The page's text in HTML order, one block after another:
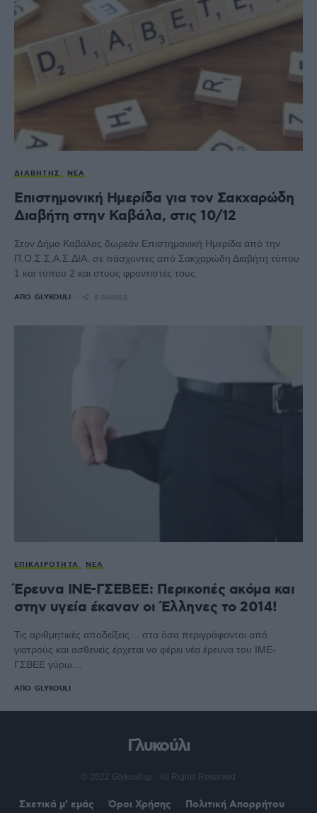
ΔΙΑΒΉΤΗΣ ΝΈΑ
Επιστημονική Ημερίδα για τον Σακχαρώδη
Διαβήτη στην Καβάλα, στις 10/12
Στον Δήμο Καβάλας δωρεάν Επιστημονική Ημερίδα από την
Π.Ο.Σ.Σ.Α.Σ.ΔΙΑ. σε πάσχοντες από Σακχαρώδη Διαβήτη τύπου
1 και τύπου 2 και στους φροντιστές τους
ΑΠΌ GLYKOULI 8 SHARES
ΕΠΙΚΑΙΡΌΤΗΤΑ ΝΈΑ
Έρευνα ΙΝΕ-ΓΣΕΒΕΕ: Περικοπές ακόμα και
στην υγεία έκαναν οι Έλληνες το 2014!
Τις αριθμητικές αποδείξεις… στα όσα περιγράφονται από
γιατρούς και ασθενείς έρχεται να φέρει νέα έρευνα του ΙΜΕ-
ΓΣΒΕΕ γύρω…
ΑΠΌ GLYKOULI
Γλυκούλι
© 2022 Glykouli.gr · All Rights Reserved
Σχετικά μ’ εμάς Όροι Χρήσης Πολιτική Απορρήτου